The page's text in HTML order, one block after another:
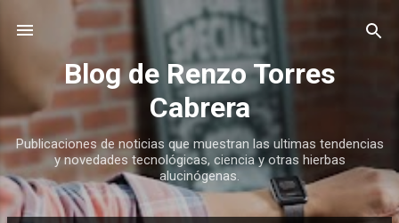
Ir al contenido principal
Blog de Renzo Torres
Cabrera
Publicaciones de noticias que muestran las ultimas tendencias
y novedades tecnológicas, ciencia y otras hierbas
alucinógenas.